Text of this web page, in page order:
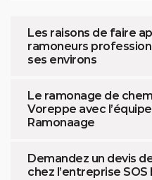
Les raisons de faire
ramoneurs
ses environs
Le ramonage de
Voreppe avec
Ramonaage
Demandez un devis
chez l’entreprise SOS